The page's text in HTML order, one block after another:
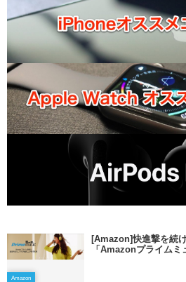
Amazon
[Amazon]快進撃を続
「Amazonプライム